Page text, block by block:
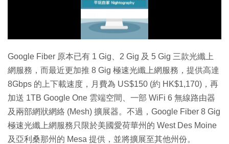
放
影
片
Google Fiber 原本已有 1 Gig、2 Gig 及 5 Gig 三款光纖上
網服務，而最近更加推 8 Gig 極速光纖上網服務，提供高達
8Gbps 的上下載速度，月費為 US$150 (約 HK$1,170)，再
加送 1TB Google One 雲端空間、一部 WiFi 6 無線路由器
及兩部網狀網絡 (Mesh) 擴展器。不過，Google Fiber 8 Gig
極速光纖上網服務只限於美國愛荷華州的 West Des Moine
及亞利桑那州的 Mesa 提供，並將擴展至其他州份。